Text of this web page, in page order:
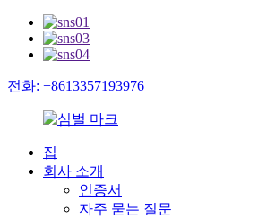
전화: +8613357193976
집
회사 소개
인증서
자주 묻는 질문